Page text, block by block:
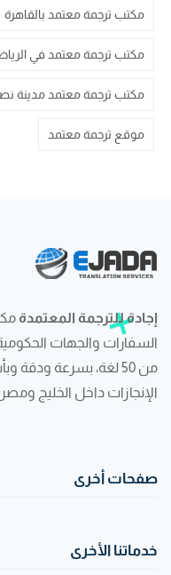
مكتب ترجمة معتمد بالقاهرة
مكتب ترجمة معتمد في
مكتب ترجمة معتمد مدينة
موقع ترجمة معتمد
إجادة للترجمة المعتمدة
السفارات والجهات
من 50 لغة، بسرعة
الإنجازات داخل الخليج
صفحات أخرى
خدماتنا الأخرى